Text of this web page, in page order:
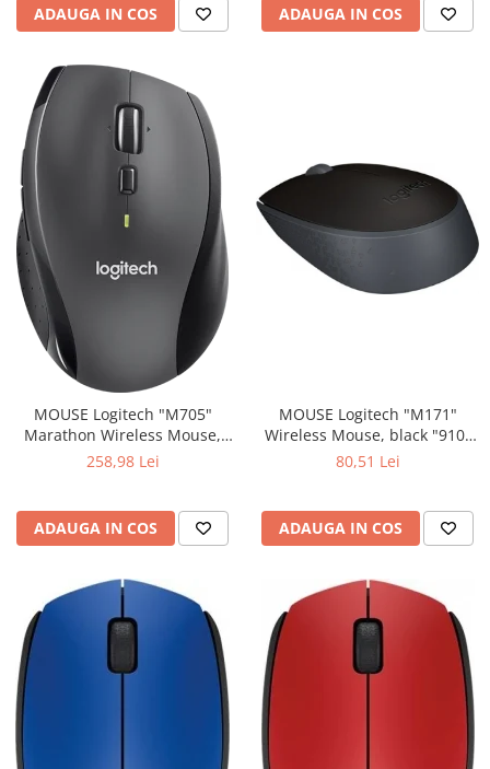
ADAUGA IN COS ADAUGA IN COS
MOUSE Logitech "M705"
Marathon Wireless Mouse,
black "910-001949" (include
258,98 Lei
ADAUGA IN COS
MOUSE Logitech "M171"
Wireless Mouse, black "910-
80,51 Lei
ADAUGA IN COS